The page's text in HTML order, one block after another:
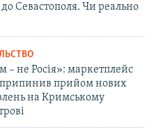
Севастополя. Чи реально
– не Росія»: маркетплейс
припинив прийом нових
на Кримському